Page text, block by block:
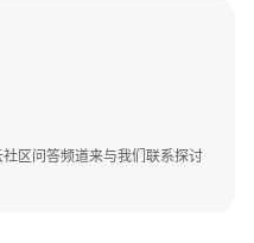
区问答频道来与我们联系探讨